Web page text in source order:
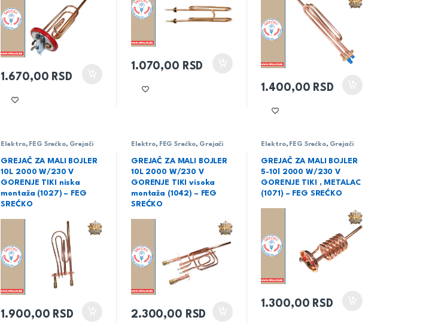
1.670,00 RSD
1.070,00 RSD
1.400,00 RSD
Elektro, FEG Srećko, Grejači
GREJAČ ZA MALI BOJLER
10L 2000 W/230 V
GORENJE TIKI niska
montaža (1027) – FEG
SREĆKO
1.900,00 RSD
Elektro, FEG Srećko, Grejači
GREJAČ ZA MALI BOJLER
10L 2000 W/230 V
GORENJE TIKI visoka
montaža (1042) – FEG
SREĆKO
2.300,00 RSD
Elektro, FEG Srećko, Grejači
GREJAČ ZA MALI BOJLER
5-10l 2000 W/230 V
GORENJE TIKI , METALAC
(1071) – FEG SREĆKO
1.300,00 RSD